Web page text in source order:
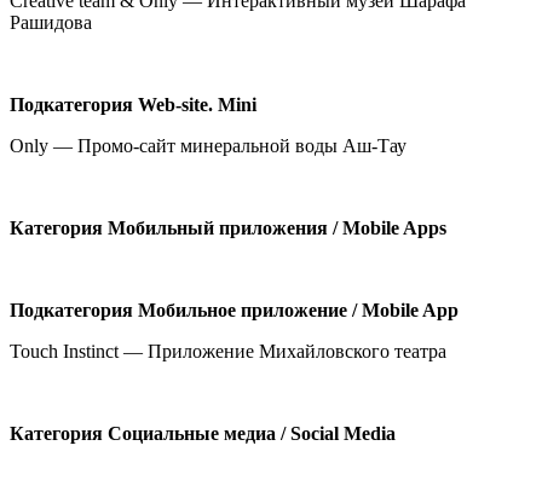
Рашидова
Подкатегория Web-site. Mini
Only — Промо-сайт минеральной воды Аш-Тау
Категория Мобильный приложения /Mobile Apps
Подкатегория Мобильное приложение /Mobile App
Touch Instinct — Приложение Михайловского театра
Категория Социальные медиа /Social Media